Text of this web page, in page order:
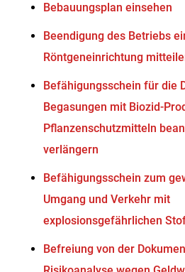
Bebauungsplan einsehen
Beendigung des Betriebs
Röntgeneinrichtung
Befähigungsschein für die
Begasungen mit Biozid-
Pflanzenschutzmitteln
verlängern
Befähigungsschein zum
Umgang und Verkehr mit
explosionsgefährlichen
Befreiung von der